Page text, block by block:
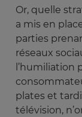
Or, quelle
a mis en
parties
réseaux
l’humiliation
plates et
télévision,